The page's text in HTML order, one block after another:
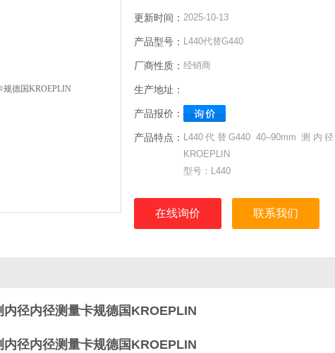
更新时间： 2025-10-13
产品型号： L440代替G440
厂商性质： 经销商
生产地址：
产品报价：
产品特点： L440代替G440 40–90mm 测内
KROEPLIN
型号：L440
测量范围Meb：40–90mm
显示范围Azb：39,5–90,5mm
在线询价 联系我们
径内径测量卡规德国KROEPLIN
径内径测量卡规德国KROEPLIN